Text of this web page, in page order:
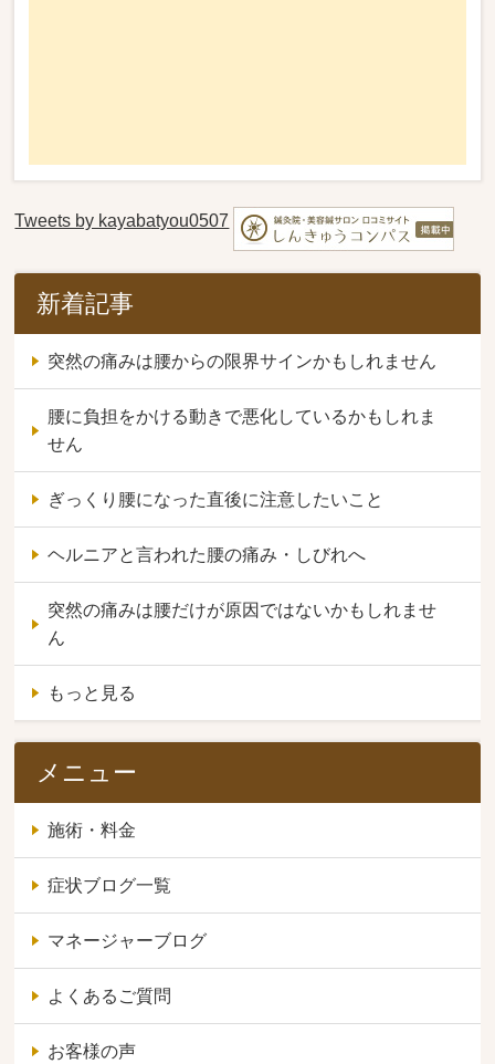
Tweets by kayabatyou0507
新着記事
突然の痛みは腰からの限界サインかもしれません
腰に負担をかける動きで悪化しているかもしれま
せん
ぎっくり腰になった直後に注意したいこと
ヘルニアと言われた腰の痛み・しびれへ
突然の痛みは腰だけが原因ではないかもしれませ
ん
もっと見る
メニュー
施術・料金
症状ブログ一覧
マネージャーブログ
よくあるご質問
お客様の声